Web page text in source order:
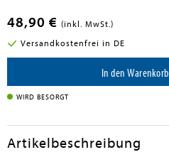
48,90 € (inkl. MwSt.)
Versandkostenfrei in DE
In den Warenkorb
WIRD BESORGT
Artikelbeschreibung